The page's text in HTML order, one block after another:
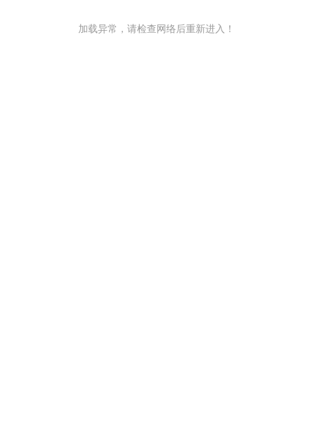
加载异常，请检查网络后重新进入！